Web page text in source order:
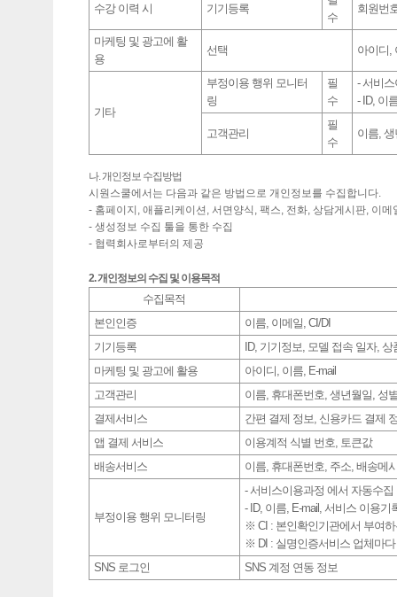
수강 이력 시 기기등록
수
회원번
마케팅 및 광고에 활
용
선택 아이디,
기타
부정이용 행위 모니터
링
필
수
- 서비
- ID, 이
고객관리
필
수
이름,
나. 개인정보 수집방법
시원스쿨에서는 다음과 같은 방법으로 개인정보를 수집합니다.
- 홈페이지, 애플리케이션, 서면양식, 팩스, 전화, 상담게시판, 이
- 생성정보 수집 툴을 통한 수집
- 협력회사로부터의 제공
2. 개인정보의 수집 및 이용목적
수집목적
본인인증
이름, 이메일, CI/DI
기기등록
ID, 기기정보, 모델 접속 일자,
마케팅 및 광고에 활용
아이디, 이름, E-mail
고객관리
이름, 휴대폰번호, 생년월일, 성
결제서비스
간편 결제 정보, 신용카드 결제
앱 결제 서비스
이용계적 식별 번호, 토큰값
배송서비스
이름, 휴대폰번호, 주소, 배송메
부정이용 행위 모니터링
- 서비스이용과정 에서 자동수
- ID, 이름, E-mail, 서비스 이용기
※ CI : 본인확인기관에서 부여
※ DI : 실명인증서비스 업체마
SNS 로그인
SNS 계정 연동 정보